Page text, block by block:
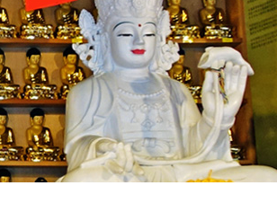
교리상담실
자유게시판